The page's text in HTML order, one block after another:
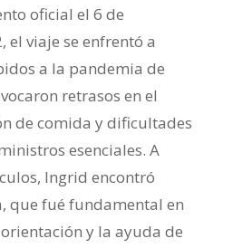
oficial el 6 de
el viaje se enfrentó a
a la pandemia de
retrasos en el
de comida y dificultades
esenciales. A
Ingrid encontró
que fué fundamental en
y la ayuda de